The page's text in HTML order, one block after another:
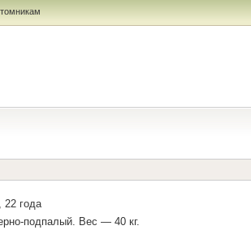
, 22 года
подпалый. Вес — 40 кг.